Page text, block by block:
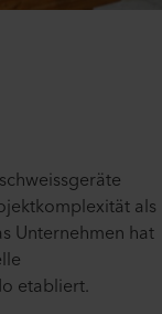
als
Unternehmen hat
etabliert.